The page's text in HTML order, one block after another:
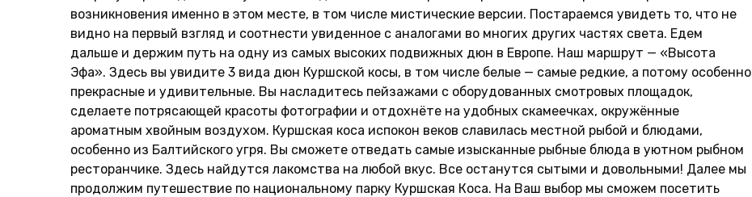
возникновения именно в этом месте, в том числе мистические версии. Постараемся увидеть то, что не
видно на первый взгляд и соотнести увиденное с аналогами во многих других частях света. Едем
дальше и держим путь на одну из самых высоких подвижных дюн в Европе. Наш маршрут — «Высота
Эфа». Здесь вы увидите 3 вида дюн Куршской косы, в том числе белые — самые редкие, а потому особенно
прекрасные и удивительные. Вы насладитесь пейзажами с оборудованных смотровых площадок,
сделаете потрясающей красоты фотографии и отдохнёте на удобных скамеечках, окружённые
ароматным хвойным воздухом. Куршская коса испокон веков славилась местной рыбой и блюдами,
особенно из Балтийского угря. Вы сможете отведать самые изысканные рыбные блюда в уютном рыбном
ресторанчике. Здесь найдутся лакомства на любой вкус. Все останутся сытыми и довольными! Далее мы
продолжим путешествие по национальному парку Куршская Коса. На Ваш выбор мы сможем посетить